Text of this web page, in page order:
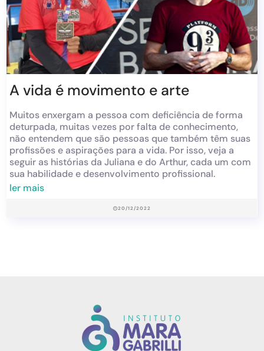
A vida é movimento e arte
Muitos enxergam a pessoa com deficiência de forma
deturpada, muitas vezes por falta de conhecimento,
não entendem que são pessoas que também têm suas
profissões e aspirações para a vida. Por isso, veja a
seguir as histórias da Juliana e do Arthur, cada um com
sua habilidade e desenvolvimento profissional.
ler mais
20/12/2022